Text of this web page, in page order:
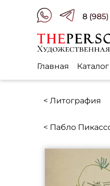
8 (985)
Главная Каталог
< Литография
< Пабло